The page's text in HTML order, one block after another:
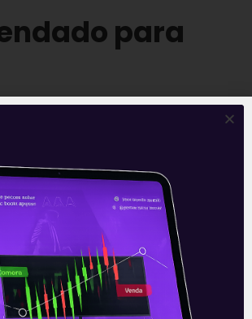
para
Comitê de Política Monetária
na quarta-feira (5)
as expectativas quase
dos investidores e reduziu a taxa